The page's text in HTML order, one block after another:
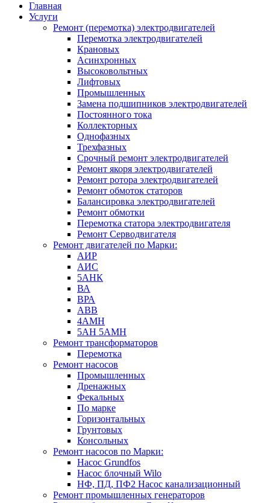
Главная
Услуги
Ремонт (перемотка) электродвигателей
Перемотка электродвигателей
Крановых
Асинхронных
Высоковольтных
Лифтовых
Промышленных
Замена подшипников электродвигателей
Постоянного тока
Коллекторных
Однофазных
Трехфазных
Срочный ремонт электродвигателей
Ремонт якоря электродвигателей
Ремонт ротора электродвигателей
Ремонт обмоток статоров
Балансировка электродвигателей
Ремонт обмотки
Перемотка статора электродвигателя
Ремонт Серводвигателя
Ремонт двигателей по Марки:
АИР
АИС
5АНК
ВА
ВРА
ABB
4АМН
5АН 5АМН
Ремонт трансформаторов
Перемотка
Ремонт насосов
Промышленных
Дренажных
Фекальных
По марке
Горизонтальных
Грунтовых
Консольных
Ремонт насосов по Марки:
Насос Grundfos
Насос блочный Wilo
НФ, ПД, ПФ2 Насос канализационный
Ремонт промышленных генераторов